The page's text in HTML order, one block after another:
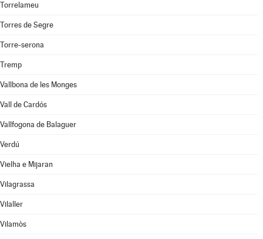
Torrelameu
Torres de Segre
Torre-serona
Tremp
Vallbona de les Monges
Vall de Cardós
Vallfogona de Balaguer
Verdú
Vielha e Mijaran
Vilagrassa
Vilaller
Vilamòs